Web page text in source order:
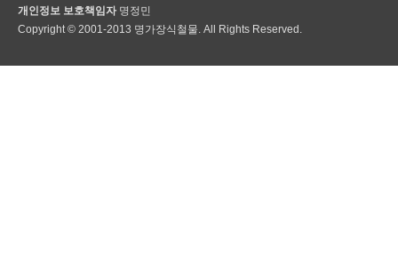
개인정보 보호책임자 명정민
Copyright © 2001-2013 명가장식철물. All Rights Reserved.